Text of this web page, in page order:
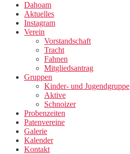
Dahoam
Aktuelles
Instagram
Verein
Vorstandschaft
Tracht
Fahnen
Mitgliedsantrag
Gruppen
Kinder- und Jugendgruppe
Aktive
Schnoizer
Probenzeiten
Patenvereine
Galerie
Kalender
Kontakt